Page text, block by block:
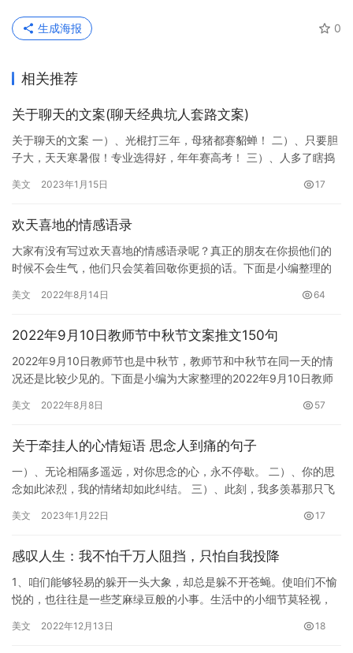
0
生成海报
相关推荐
关于聊天的文案(聊天经典坑人套路文案)
关于聊天的文案 一）、光棍打三年，母猪都赛貂蝉！ 二）、只要胆
子大，天天寒暑假！专业选得好，年年赛高考！ 三）、人多了瞎捣
美文 2023年1月15日 17
欢天喜地的情感语录
大家有没有写过欢天喜地的情感语录呢？真正的朋友在你损他们的
时候不会生气，他们只会笑着回敬你更损的话。下面是小编整理的
地的…
美文 2022年8月14日 64
2022年9月10日教师节中秋节文案推文150句
2022年9月10日教师节也是中秋节，教师节和中秋节在同一天的情
况还是比较少见的。下面是小编为大家整理的2022年9月10日教师
美文 2022年8月8日 57
关于牵挂人的心情短语 思念人到痛的句子
一）、无论相隔多遥远，对你思念的心，永不停歇。 二）、你的思
念如此浓烈，我的情绪却如此纠结。 三）、此刻，我多羡慕那只飞
容…
美文 2023年1月22日 17
感叹人生：我不怕千万人阻挡，只怕自我投降
1、咱们能够轻易的躲开一头大象，却总是躲不开苍蝇。使咱们不愉
悦的，也往往是一些芝麻绿豆般的小事。生活中的小细节莫轻视，
杯…
美文 2022年12月13日 18